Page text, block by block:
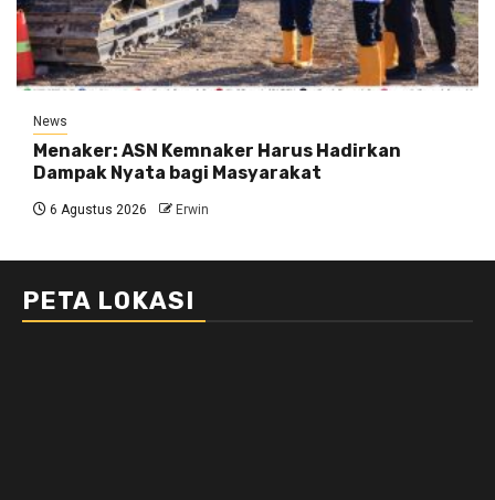
News
Menaker: ASN Kemnaker Harus Hadirkan
Dampak Nyata bagi Masyarakat
6 Agustus 2026 Erwin
PETA LOKASI